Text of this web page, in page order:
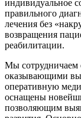
индивидуальное
правильного
лечения без
возвращения
реабилитации.
Мы сотрудничаем
оказывающими
оперативную
оснащены
позволяющим